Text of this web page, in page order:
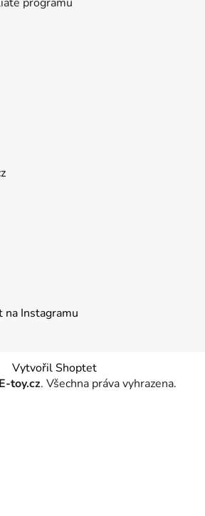
na Instagramu
Vytvořil Shoptet
E-toy.cz. Všechna práva vyhrazena.